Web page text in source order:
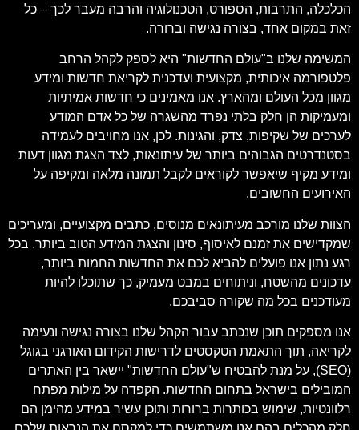
הכלכלה, התרבות, הספורט, הטכנולוגיה והרבה מעבר לכך – כל
זאת במקום אחד, בצורה נגישה וברורה.
המשימה שלנו ב"עולם החדשות" היא לספק לקהל הרחב
פלטפורמה איכותית, מקצועית ועדכנית לקריאת חדשות ומידע
מגוון מכל העולם ומהארץ. אנו מאמינים כי חדשות אמיתיות
ומעמיקות הן חלק בלתי נפרד מהשגרה של כל אדם המודע
לערכים של שקיפות, צדק, והגינות. לכן, אנו מחויבים לעמידה
בסטנדרטים הגבוהים ביותר של עיתונאות, לצד הצגת מגוון דעות
ומידע מקיף שיאפשר לקוראים לקבל תמונה מלאה ומקיפה על
האירועים החשובים.
הצוות שלנו מורכב מעיתונאים מנוסים, כתבים מקצועיים, ומעריכים
שמקדישים את זמנם לאיסוף, סינון והצגת המידע הטוב ביותר. בכל
רגע נתון אנו פועלים להביא לכם את החדשות החמות ביותר,
עדכונים מהשטח, וניתוחים במבט מעמיק, כך שתוכלו להיות
מעודכנים בכל מה שקורה סביבכם.
אנו מספקים תוכן שנכתב עבור הקהל שלנו בצורה נגישה ונעימה
לקריאה, תוך התאמת הטקסטים לדרישות הקידום האורגני בגוגל
(SEO), על מנת להבטיח ש"עולם החדשות" יישאר בין האתרים
המובילים בישראל בתחום החדשות. הקפדה על מילות מפתח
רלוונטיות, שימוש בכותרות ברורות ותוכן עשיר במידע מהימן הם